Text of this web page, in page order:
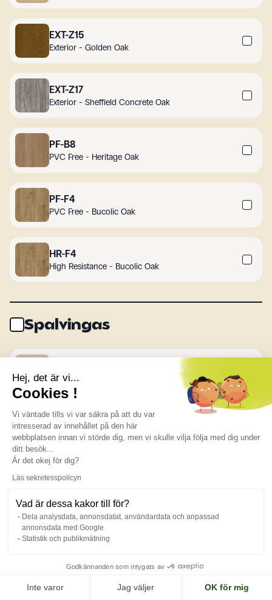
EXT-Z15
Exterior - Golden Oak
EXT-Z17
Exterior - Sheffield Concrete Oak
PF-B8
PVC Free - Heritage Oak
PF-F4
PVC Free - Bucolic Oak
HR-F4
High Resistance - Bucolic Oak
Spalvingas
Creamy
AB03
Khaki Oak
AB05
AB06
Turquoise
AB07
Hej, det är vi...
Cookies !
Vi väntade tills vi var säkra på att du var
intresserad av innehållet på den här
webbplatsen innan vi störde dig, men vi skulle vilja följa med dig under
ditt besök...
Är det okej för dig?
Läs sekretesspolicyn
Vad är dessa kakor till för?
Dela analysdata, annonsdatat, användardata och anpassad
annonsdata med Google
Statistik och publikmätning
Godkännanden som intygats av
Inte varor Jag väljer OK för mig